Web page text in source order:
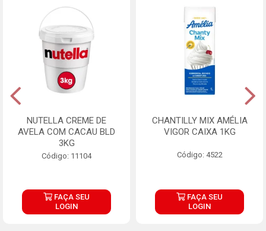
NUTELLA CREME DE
AVELA COM CACAU BLD
3KG
Código: 11104
FAÇA SEU
LOGIN
CHANTILLY MIX AMÉLIA
VIGOR CAIXA 1KG
Código: 4522
FAÇA SEU
LOGIN